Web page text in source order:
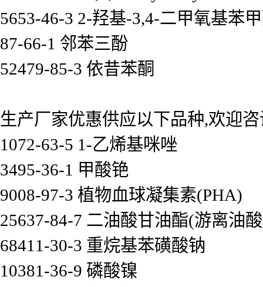
5653-46-3 2-羟基-3,4-二甲氧基苯
87-66-1 邻苯三酚
52479-85-3 依昔苯酮
生产厂家优惠供应以下品种,欢迎
1072-63-5 1-乙烯基咪唑
3495-36-1 甲酸铯
9008-97-3 植物血球凝集素(PHA)
25637-84-7 二油酸甘油酯(游离油
68411-30-3 重烷基苯磺酸钠
10381-36-9 磷酸镍